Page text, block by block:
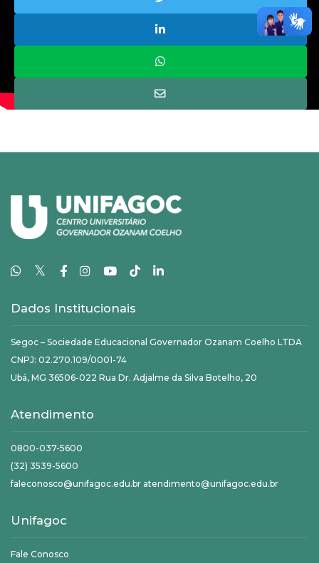
𝕏
Dados Institucionais
Segoc – Sociedade Educacional Governador Ozanam Coelho LTDA
CNPJ: 02.270.109/0001-74
Ubá, MG 36506-022 Rua Dr. Adjalme da Silva Botelho, 20
Atendimento
0800-037-5600
(32) 3539-5600
faleconosco@unifagoc.edu.br atendimento@unifagoc.edu.br
Unifagoc
Fale Conosco